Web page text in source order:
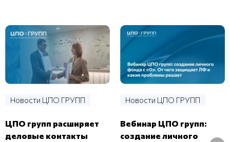
Новости ЦПО ГРУПП
ЦПО групп расширяет
деловые контакты
Новости ЦПО ГРУПП
Вебинар ЦПО групп:
создание личного